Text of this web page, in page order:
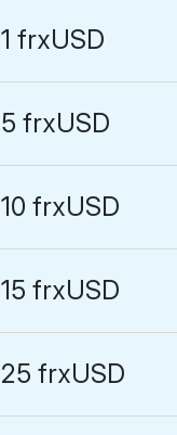
1 frxUSD
5 frxUSD
10 frxUSD
15 frxUSD
25 frxUSD